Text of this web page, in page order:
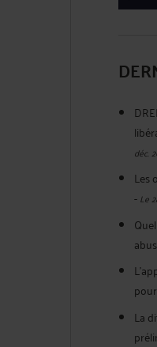
déc.
Les
-Le
La